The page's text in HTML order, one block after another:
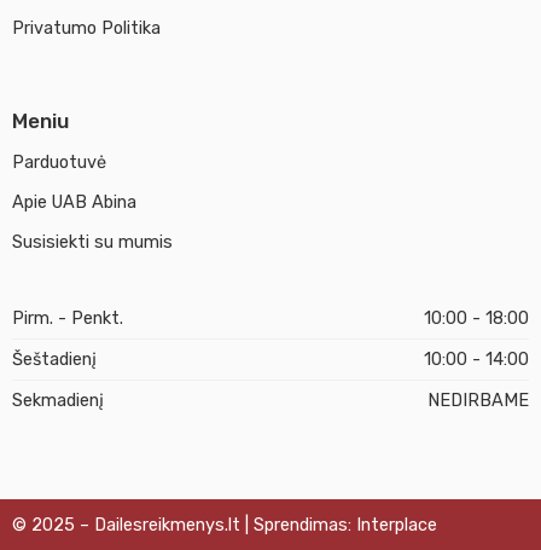
Privatumo Politika
Meniu
Parduotuvė
Apie UAB Abina
Susisiekti su mumis
Pirm. - Penkt.
10:00 - 18:00
Šeštadienį
10:00 - 14:00
Sekmadienį
NEDIRBAME
© 2025 – Dailesreikmenys.lt | Sprendimas: Interplace